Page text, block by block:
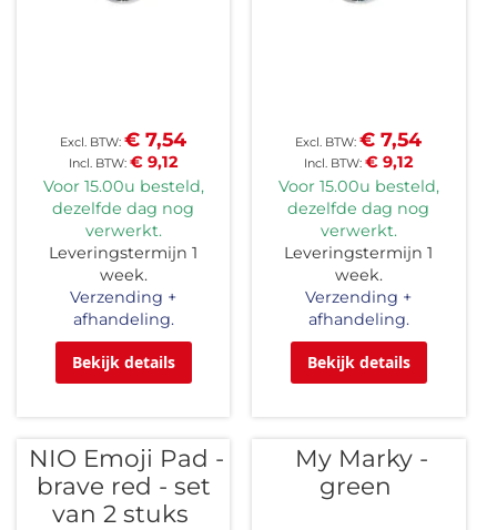
€ 9,12
€ 7,54
Voor 15.00u besteld,
dezelfde dag nog
verwerkt.
Leveringstermijn 1
week.
Verzending +
afhandeling.
Bekijk details
€ 9,12
€ 7,54
Voor 15.00u besteld,
dezelfde dag nog
verwerkt.
Leveringstermijn 1
week.
Verzending +
afhandeling.
Bekijk details
NIO Emoji Pad -
brave red - set
van 2 stuks
My Marky -
green